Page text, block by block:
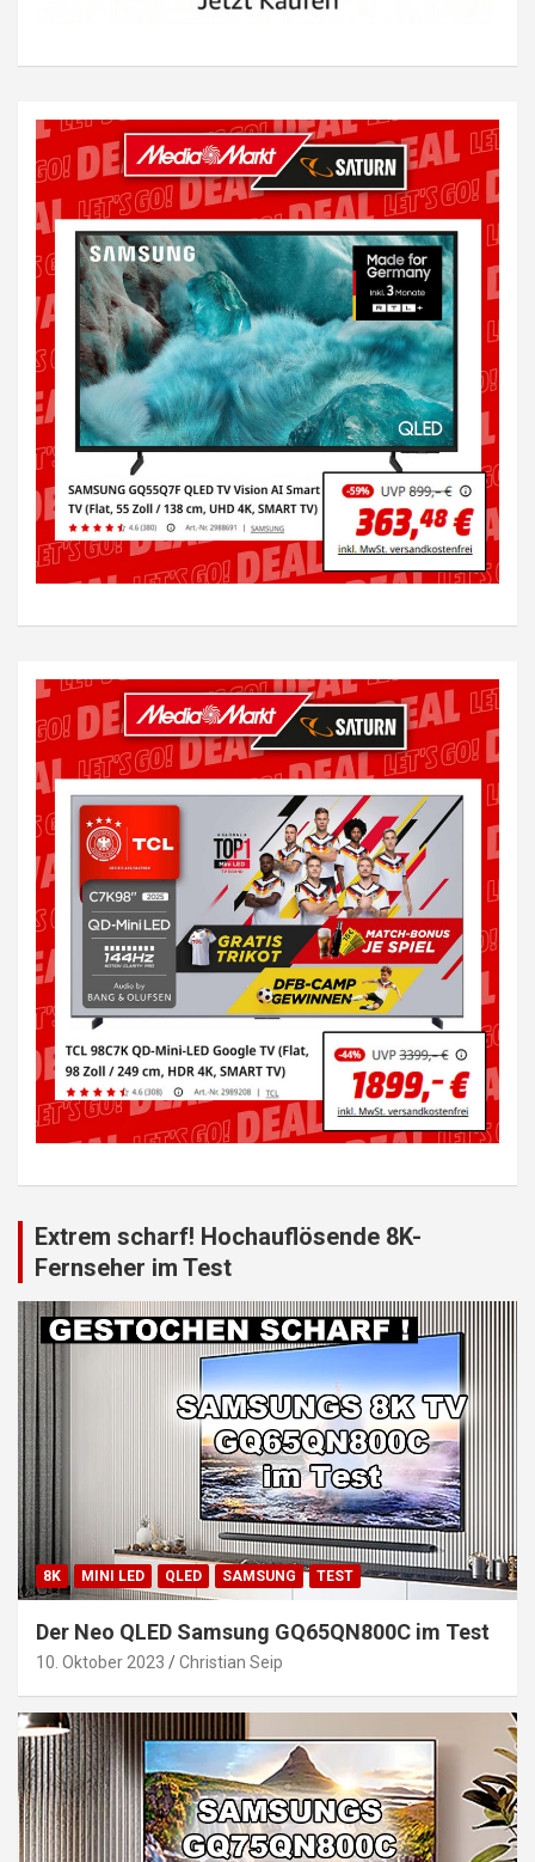
Extrem scharf! Hochauflösende 8K-
Fernseher im Test
8K MINI LED QLED SAMSUNG TEST
Der Neo QLED Samsung GQ65QN800C im Test
10. Oktober 2023 Christian Seip